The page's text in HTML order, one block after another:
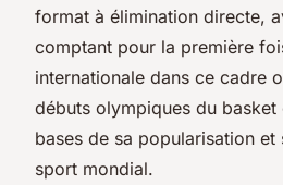
format à élimination directe,
comptant pour la première
internationale dans ce cadre
débuts olympiques du basket
bases de sa popularisation et
sport mondial.